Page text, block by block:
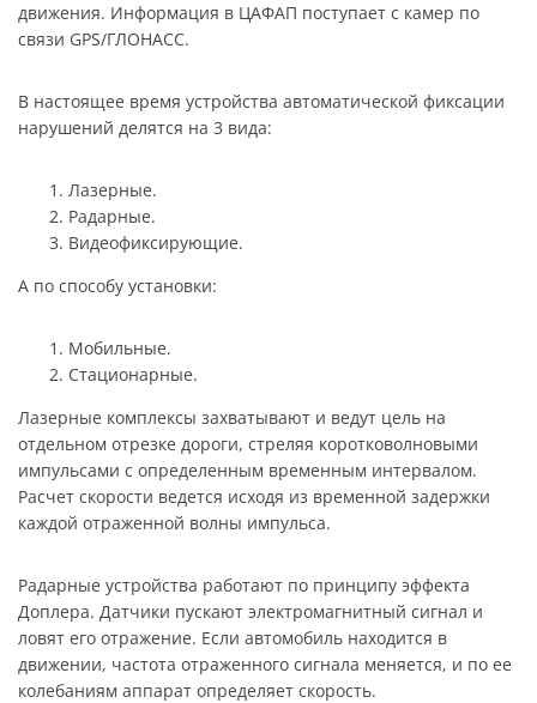
движения. Информация в ЦАФАП поступает с камер по
связи GPS/ГЛОНАСС.
В настоящее время устройства автоматической фиксации
нарушений делятся на 3 вида:
Лазерные.
Радарные.
Видеофиксирующие.
А по способу установки:
Мобильные.
Стационарные.
Лазерные комплексы захватывают и ведут цель на
отдельном отрезке дороги, стреляя коротковолновыми
импульсами с определенным временным интервалом.
Расчет скорости ведется исходя из временной задержки
каждой отраженной волны импульса.
Радарные устройства работают по принципу эффекта
Доплера. Датчики пускают электромагнитный сигнал и
ловят его отражение. Если автомобиль находится в
движении, частота отраженного сигнала меняется, и по ее
колебаниям аппарат определяет скорость.